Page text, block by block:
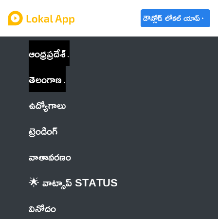
డౌన్లోడ్ లోకల్ యాప్
ఆంధ్రప్రదేశ్
తెలంగాణ
ఉద్యోగాలు
ట్రెండింగ్
వాతావరణం
🌟 వాట్సాప్ STATUS
వినోదం